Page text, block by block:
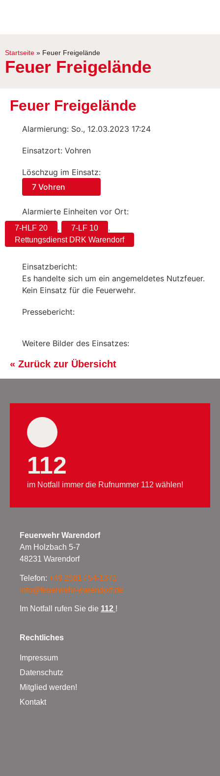
Startseite » Feuer Freigelände
Feuer Freigelände
Feuer Freigelände
Alarmierung: So., 12.03.2023 17:24
Einsatzort: Vohren
Löschzug im Einsatz:
7 Vohren
Alarmierte Einheiten vor Ort:
7-HLF 20 , 7-LF 10
,
Rettungsdienst DRK Warendorf
Einsatzbericht:
Es handelte sich um ein angemeldetes Nutzfeuer.
Kein Einsatz für die Feuerwehr.
Pressebericht:
Weitere Bilder des Einsatzes:
« Zurück zur Übersicht
112
im Notfall immer die Rufnummer 112 wählen!
Feuerwehr Warendorf
Am Holzbach 5-7
48231 Warendorf
Telefon: +49 2581 / 54-1371
info@feuerwehr-warendorf.de
Im Notfall rufen Sie die 112 !
Rechtliches
Impressum
Datenschutz
Mitglied werden!
Kontakt